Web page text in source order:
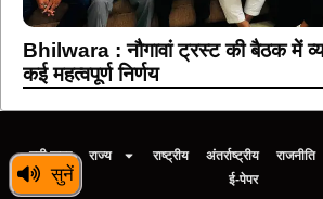
सुनें
Bhilwara : नौगावां ट्रस्ट की बैठक में
कई महत्वपूर्ण निर्णय
बड़ी खबर राज्य राष्ट्रीय अंतर्राष्ट्रीय राजनीति
ई-पेपर